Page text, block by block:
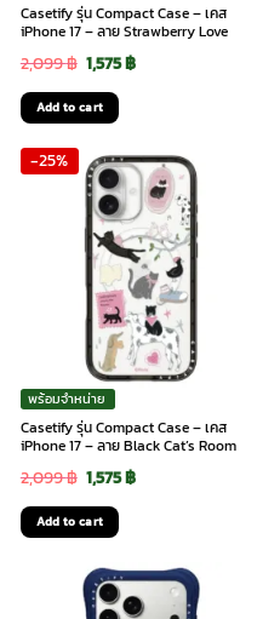
Casetify รุ่น Compact Case – เคส
iPhone 17 – ลาย Strawberry Love
2,099฿ Original
price
was:
2,099 ฿.
1,575฿Current
1,575 ฿.
Add to cart
-25%
พร้อมจำหน่าย
Casetify รุ่น Compact Case – เคส
iPhone 17 – ลาย Black Cat’s Room
2,099฿ Original
price
was:
2,099 ฿.
1,575฿Current
1,575 ฿.
Add to cart